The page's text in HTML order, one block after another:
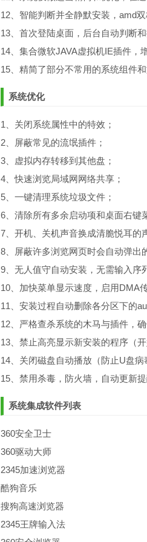
12、智能判断并全静默安装，amd
13、首次登陆桌面，后台自动判断
14、集合微软JAVA虚拟机IE插件，
15、精简了部分不常用的系统组件
系统优化
1、关闭系统属性中的特效；
2、屏蔽常见的流氓插件；
3、虚拟内存转移到其他盘；
4、快速浏览局域网网络共享；
5、一键清理系统垃圾文件；
6、清除所有多余启动项和桌面右键
7、开机、关机声音换成清脆悦耳的
8、屏蔽许多浏览网页时会自动弹出
9、无人值守自动安装，无需输入序
10、加快菜单显示速度，启用DMA
11、安装过程自动删除各分区下的
12、严格查杀系统的木马与插件，
13、禁止高亮显示新安装的程序（开
14、关闭磁盘自动播放（防止U盘病
15、禁用杀毒，防火墙，自动更新提
系统集成软件列表
360安全卫士
360驱动大师
2345加速浏览器
酷狗音乐
搜狗高速浏览器
2345王牌输入法